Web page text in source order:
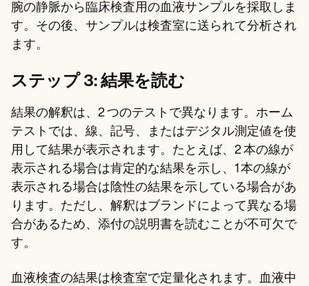
腕の静脈から臨床検査用の血液サンプルを採取しま
す。その後、サンプルは検査室に送られて分析され
ます。
ステップ 3: 結果を読む
結果の解釈は、2 つのテストで異なります。ホーム
テストでは、線、記号、またはデジタル測定値を使
用して結果が表示されます。たとえば、2 本の線が
表示される場合は肯定的な結果を示し、1 本の線が
表示される場合は陰性の結果を示している場合があ
ります。ただし、解釈はブランドによって異なる場
合があるため、添付の説明書を読むことが不可欠で
す。
血液検査の結果は検査室で定量化されます。血液中